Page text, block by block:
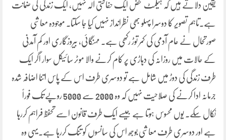
یقین دلاتے ہیں کہ ہیلمٹ محض ایک حفاظتی آلہ نہیں، ایک زندگی کی ضمانت
ہے۔تاہم تصویر کا دوسرا پہلو بھی نظرانداز نہیں کیا جا سکتا۔ موجودہ معاشی
صورتحال نے عام آدمی کی کمر توڑ رکھی ہے۔ مہنگائی، بیروزگاری اور کم آمدنی
کے حالات میں روزانہ کی دہاڑی پر کام کرنے والا موٹر سائیکل سوار اگر ایک
طرف زندگی کی دوڑ میں شامل ہے تو دوسری طرف اس کے پاس اتنا اضافہ شدہ
جرمانہ ادا کرنے کی صلاحیت نہیں کہ وہ 2000 سے 5000 روپے تک فوراً
نکال سکے۔ یوں محسوس ہوتا ہے جیسے ایک طرف قانون اسے تحفظ فراہم کررہا
ہے اور دوسری طرف معاشی بوجھ اس کی سانسوں کو تنگ کررہا ہے۔یہی وہ